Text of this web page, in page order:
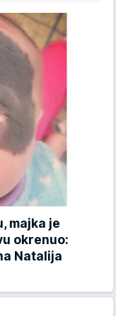
majka je
okrenuo:
Natalija